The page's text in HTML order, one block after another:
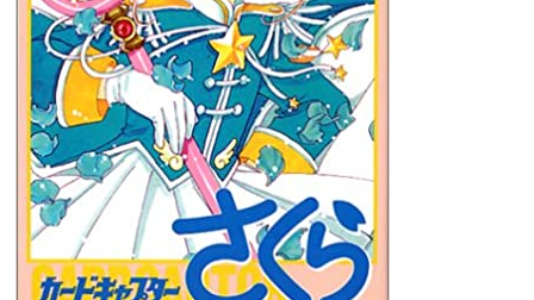
版)
第
六
十
五
話
「さ
く
ら
と
雪
と
消